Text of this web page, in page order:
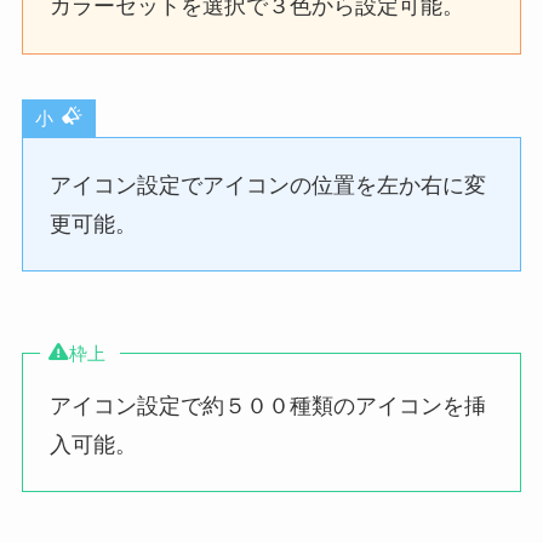
カラーセットを選択で３色から設定可能。
小
アイコン設定でアイコンの位置を左か右に変
更可能。
枠上
アイコン設定で約５００種類のアイコンを挿
入可能。